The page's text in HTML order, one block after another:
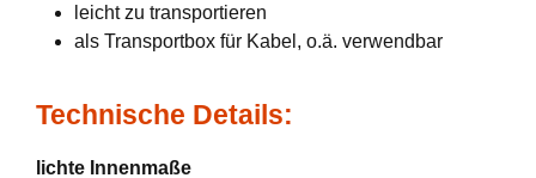
leicht zu transportieren
als Transportbox für Kabel, o.ä. verwendbar
Technische Details:
lichte Innenmaße